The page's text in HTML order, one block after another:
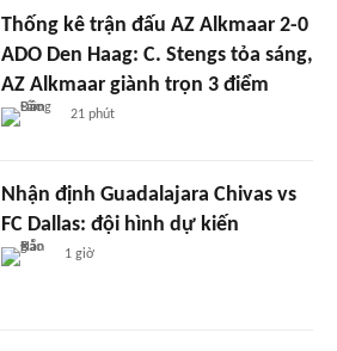
Thống kê trận đấu AZ Alkmaar 2-0
ADO Den Haag: C. Stengs tỏa sáng,
AZ Alkmaar giành trọn 3 điểm
21 phút
Nhận định Guadalajara Chivas vs
FC Dallas: đội hình dự kiến
1 giờ